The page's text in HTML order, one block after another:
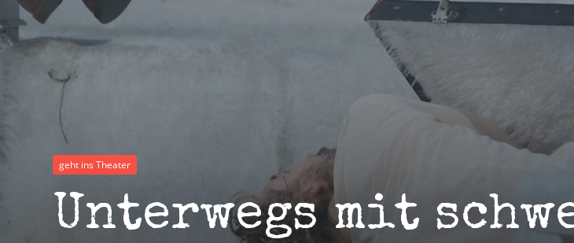
geht ins Theater
Unterwegs mit